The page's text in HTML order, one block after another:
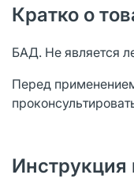
Кратко о
БАД. Не является
Перед